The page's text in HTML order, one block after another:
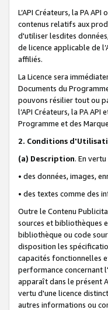
L’API Créateurs, la PA
contenus relatifs aux
d'utiliser lesdites
de licence applicable de
affiliés.
La Licence sera
Documents du
pouvons résilier tout ou
l’API Créateurs, la PA
Programme et des
2. Conditions
(a) Description. En
• des données, images,
• des textes comme des
Outre le Contenu
sources et bibliothèques
bibliothèque ou code
disposition les
capacités fonctionnelles
performance concernant
apparaît dans le présent
vertu d'une licence
autres informations ou